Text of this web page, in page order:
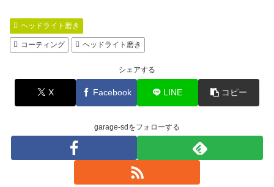
ヘッドライト磨き
コーティング ヘッドライト磨き
シェアする
X Facebook LINE コピー
garage-sdをフォローする